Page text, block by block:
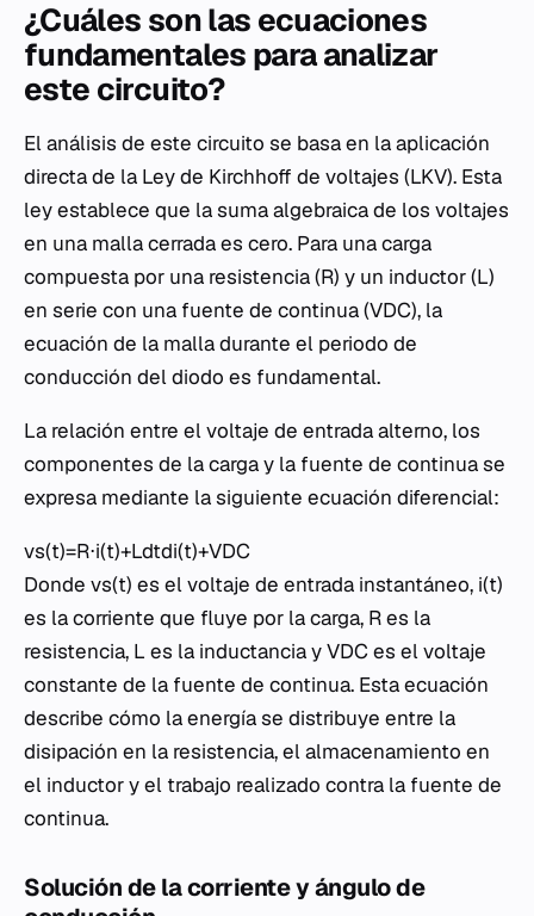
¿Cuáles son las ecuaciones
fundamentales para analizar
este circuito?
El análisis de este circuito se basa en la aplicación
directa de la Ley de Kirchhoff de voltajes (LKV). Esta
ley establece que la suma algebraica de los voltajes
en una malla cerrada es cero. Para una carga
compuesta por una resistencia (R) y un inductor (L)
en serie con una fuente de continua (VDC​), la
ecuación de la malla durante el periodo de
conducción del diodo es fundamental.
La relación entre el voltaje de entrada alterno, los
componentes de la carga y la fuente de continua se
expresa mediante la siguiente ecuación diferencial:
vs​(t)=R⋅i(t)+Ldtdi(t)​+VDC​
Donde vs​(t) es el voltaje de entrada instantáneo, i(t)
es la corriente que fluye por la carga, R es la
resistencia, L es la inductancia y VDC​ es el voltaje
constante de la fuente de continua. Esta ecuación
describe cómo la energía se distribuye entre la
disipación en la resistencia, el almacenamiento en
el inductor y el trabajo realizado contra la fuente de
continua.
Solución de la corriente y ángulo de